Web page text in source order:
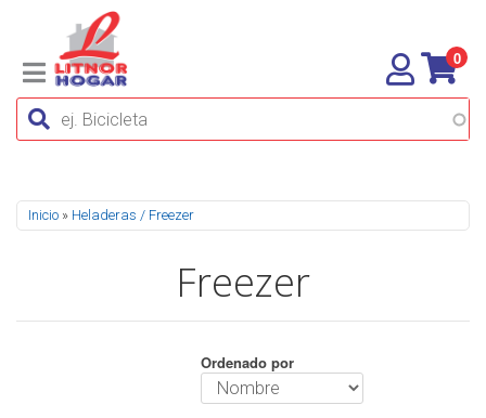
0
Se encuentra usted aquí
Inicio » Heladeras / Freezer
Freezer
Ordenado por